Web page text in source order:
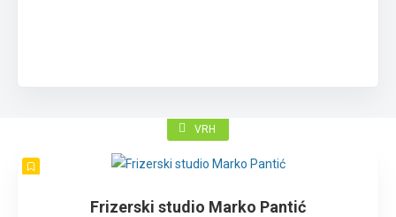
VRH
Frizerski studio Marko Pantić